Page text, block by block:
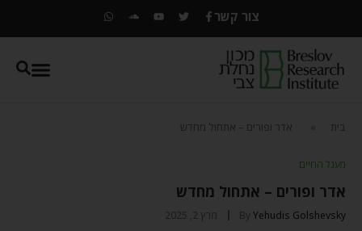
צור קשר
בית אדר ופורים – אתחול מחדש
מעגל החיים
אדר ופורים – אתחול מחדש
By Yehudis Golshevsky מרץ 2, 2025